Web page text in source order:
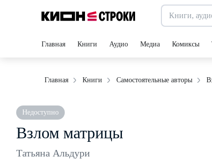
Главная Книги Аудио Медиа Комиксы
Главная Книги Самостоятельные авторы
Недоступно
Взлом матрицы
Татьяна Альдури